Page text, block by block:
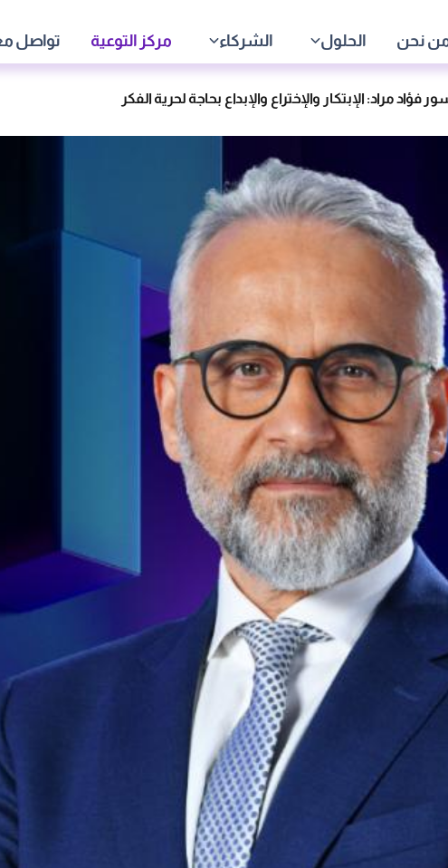
نحن الحلول الشركاء مركز التوعية تواصل
فؤاد مراد: الإبتكار والإختراع والإبداع بحاجة لحرية الفكر